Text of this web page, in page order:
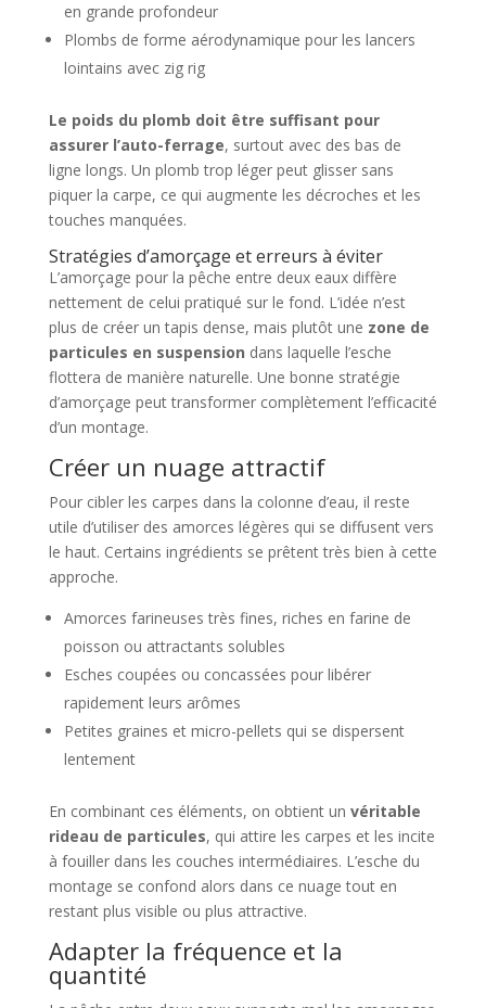
en grande profondeur
Plombs de forme aérodynamique pour les lancers
lointains avec zig rig
Le poids du plomb doit être suffisant pour
assurer l’auto-ferrage, surtout avec des bas de
ligne longs. Un plomb trop léger peut glisser sans
piquer la carpe, ce qui augmente les décroches et les
touches manquées.
Stratégies d’amorçage et erreurs à éviter
L’amorçage pour la pêche entre deux eaux diffère
nettement de celui pratiqué sur le fond. L’idée n’est
plus de créer un tapis dense, mais plutôt une zone de
particules en suspension dans laquelle l’esche
flottera de manière naturelle. Une bonne stratégie
d’amorçage peut transformer complètement l’efficacité
d’un montage.
Créer un nuage attractif
Pour cibler les carpes dans la colonne d’eau, il reste
utile d’utiliser des amorces légères qui se diffusent vers
le haut. Certains ingrédients se prêtent très bien à cette
approche.
Amorces farineuses très fines, riches en farine de
poisson ou attractants solubles
Esches coupées ou concassées pour libérer
rapidement leurs arômes
Petites graines et micro-pellets qui se dispersent
lentement
En combinant ces éléments, on obtient un véritable
rideau de particules, qui attire les carpes et les incite
à fouiller dans les couches intermédiaires. L’esche du
montage se confond alors dans ce nuage tout en
restant plus visible ou plus attractive.
Adapter la fréquence et la
quantité